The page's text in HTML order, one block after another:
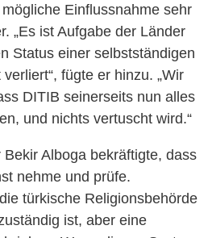
Einflussnahme sehr
„Es ist Aufgabe der Länder
Status einer selbstständigen
fügte er hinzu. „Wir
DITIB seinerseits nun alles
und nichts vertuscht wird.“
Alboga bekräftigte, dass
nehme und prüfe.
türkische Religionsbehörde
ist, aber eine